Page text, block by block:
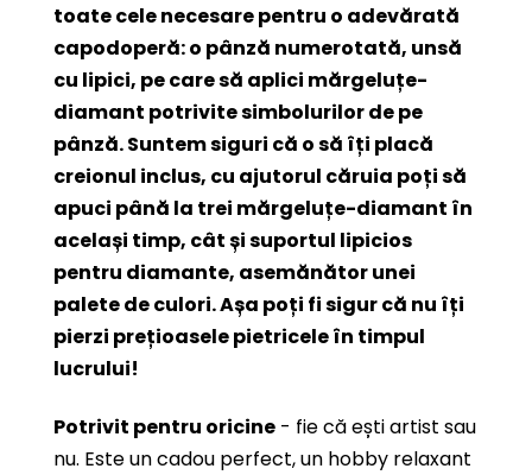
toate cele necesare pentru o adevărată
capodoperă: o pânză numerotată, unsă
cu lipici, pe care să aplici mărgeluțe-
diamant potrivite simbolurilor de pe
pânză. Suntem siguri că o să îți placă
creionul inclus, cu ajutorul căruia poți să
apuci până la trei mărgeluțe-diamant în
același timp, cât și suportul lipicios
pentru diamante, asemănător unei
palete de culori. Așa poți fi sigur că nu îți
pierzi prețioasele pietricele în timpul
lucrului!
Potrivit pentru oricine - fie că ești artist sau
nu. Este un cadou perfect, un hobby relaxant